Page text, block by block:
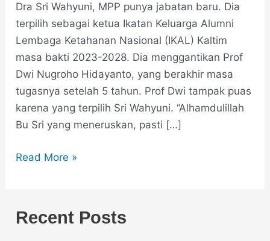
Dra Sri Wahyuni, MPP punya jabatan baru. Dia
terpilih sebagai ketua Ikatan Keluarga Alumni
Lembaga Ketahanan Nasional (IKAL) Kaltim
masa bakti 2023-2028. Dia menggantikan Prof
Dwi Nugroho Hidayanto, yang berakhir masa
tugasnya setelah 5 tahun. Prof Dwi tampak puas
karena yang terpilih Sri Wahyuni. “Alhamdulillah
Bu Sri yang meneruskan, pasti […]
Read More »
Recent Posts